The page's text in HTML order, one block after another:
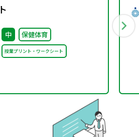
ト
中 保健体育
授業プリント・ワークシート